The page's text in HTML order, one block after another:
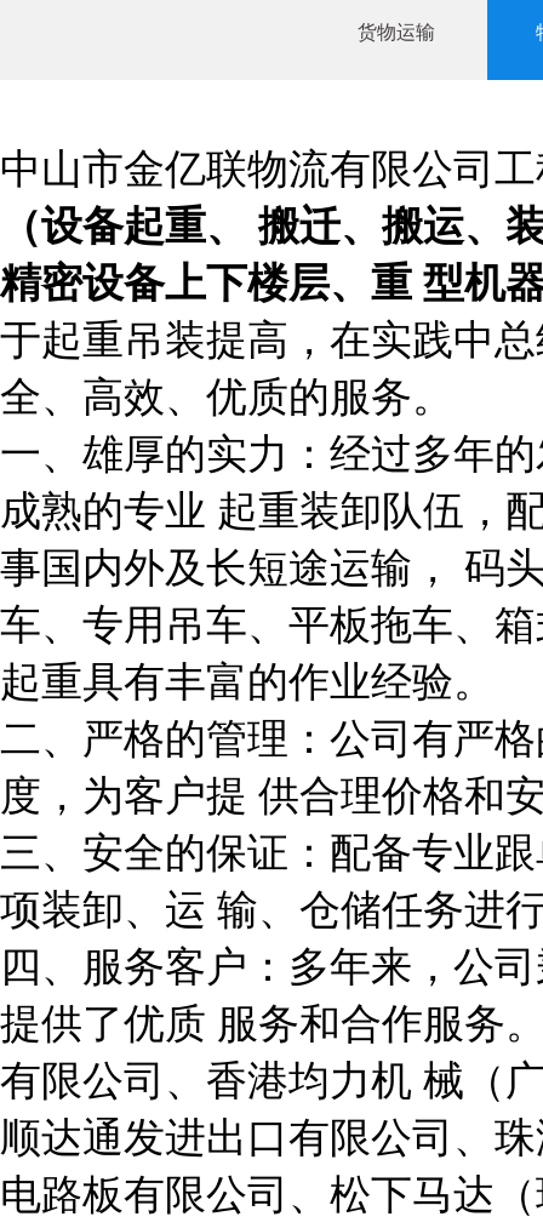
货物运输
中山市金亿联物流有限公司
（设备起重、搬迁、搬运、
精密设备上下楼层、重 型机
于起重吊装提高，在实践中
全、高效、优质的服务。
一、雄厚的实力：经过多年
成熟的专业 起重装卸队伍，
事国内外及长短途运输， 码
车、专用吊车、平板拖车、
起重具有丰富的作业经验。
二、严格的管理：公司有严
度，为客户提 供合理价格和
三、安全的保证：配备专业
项装卸、运 输、仓储任务进
四、服务客户：多年来，公
提供了优质 服务和合作服务
有限公司、香港均力机 械（
顺达通发进出口有限公司、
电路板有限公司、松下马达